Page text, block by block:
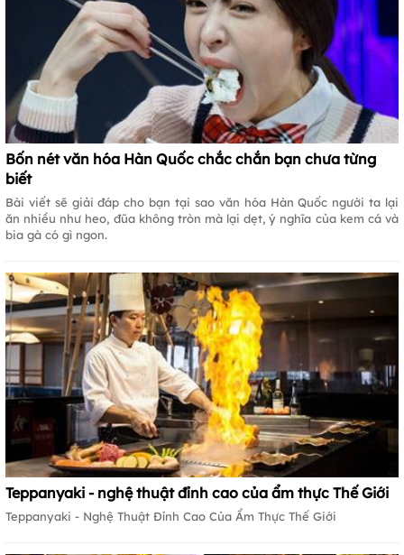
Bốn nét văn hóa Hàn Quốc chắc chắn bạn chưa từng
biết
Bài viết sẽ giải đáp cho bạn tại sao văn hóa Hàn Quốc người ta lại
ăn nhiều như heo, đũa không tròn mà lại dẹt, ý nghĩa của kem cá và
bia gà có gì ngon.
Teppanyaki - nghệ thuật đỉnh cao của ẩm thực Thế Giới
Teppanyaki - Nghệ Thuật Đỉnh Cao Của Ẩm Thực Thế Giới